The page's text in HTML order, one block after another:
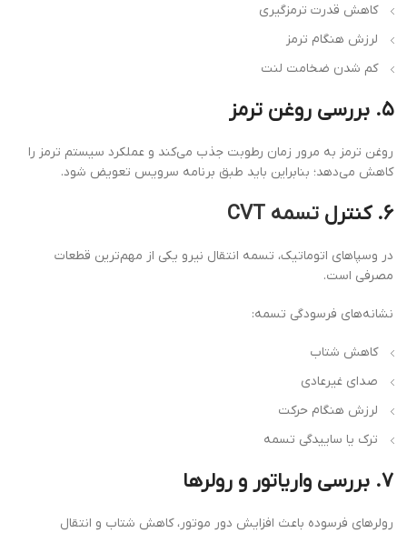
کاهش قدرت ترمزگیری
لرزش هنگام ترمز
کم شدن ضخامت لنت
۵. بررسی روغن ترمز
روغن ترمز به مرور زمان رطوبت جذب می‌کند و عملکرد سیستم ترمز را
کاهش می‌دهد؛ بنابراین باید طبق برنامه سرویس تعویض شود.
۶. کنترل تسمه CVT
در وسپاهای اتوماتیک، تسمه انتقال نیرو یکی از مهم‌ترین قطعات
مصرفی است.
نشانه‌های فرسودگی تسمه:
کاهش شتاب
صدای غیرعادی
لرزش هنگام حرکت
ترک یا ساییدگی تسمه
۷. بررسی واریاتور و رولرها
رولرهای فرسوده باعث افزایش دور موتور، کاهش شتاب و انتقال